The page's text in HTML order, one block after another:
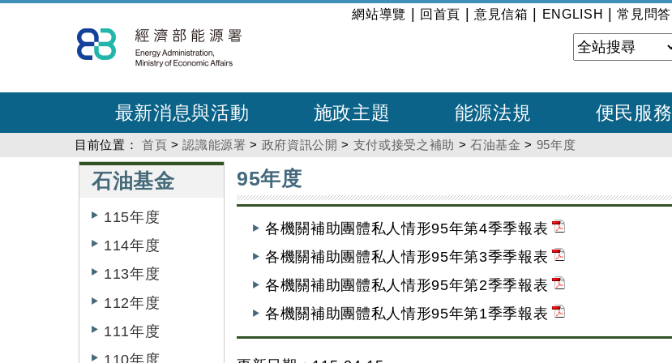
到
主
內
:::
網站導覽 回首頁 意見信箱 ENGLISH |常見問答
最新消息與活動 施政主題 能源法規 便民服務
目前位置： 首頁 >認識能源署 > 政府資訊公開 > 支付或接受之補助 >石油基金 > 95年度
石油基金
115年度
114年度
113年度
112年度
111年度
110年度
95年度
各機關補助團體私人情形95年第4季季報表
各機關補助團體私人情形95年第3季季報表
各機關補助團體私人情形95年第2季季報表
各機關補助團體私人情形95年第1季季報表